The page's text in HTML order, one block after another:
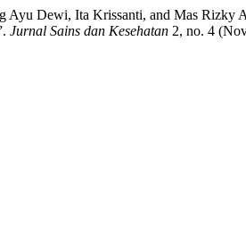
Ayu Dewi, Ita Krissanti, and Mas Rizky
Jurnal Sains dan Kesehatan 2, no. 4